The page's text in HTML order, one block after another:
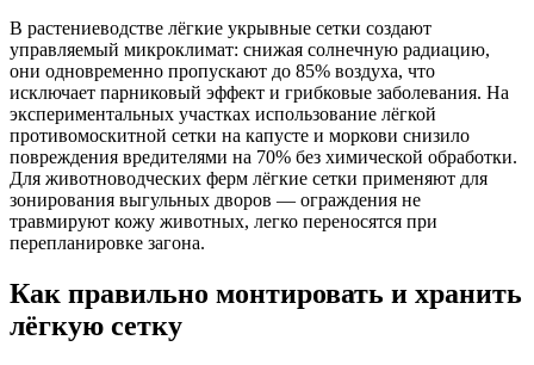
В растениеводстве лёгкие укрывные сетки создают
управляемый микроклимат: снижая солнечную радиацию,
они одновременно пропускают до 85% воздуха, что
исключает парниковый эффект и грибковые заболевания. На
экспериментальных участках использование лёгкой
противомоскитной сетки на капусте и моркови снизило
повреждения вредителями на 70% без химической обработки.
Для животноводческих ферм лёгкие сетки применяют для
зонирования выгульных дворов — ограждения не
травмируют кожу животных, легко переносятся при
перепланировке загона.
Как правильно монтировать и хранить
лёгкую сетку